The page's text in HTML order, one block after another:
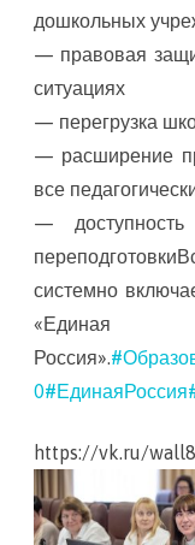
дошкольных
— правовая
ситуациях
— перегрузка
— расширение
все
— доступность
системно
«Единая
Россия».
0#ЕдинаяРоссия
https://vk.ru/